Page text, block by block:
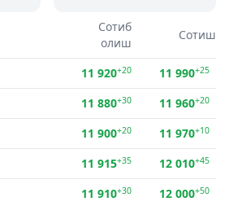
Сотиб
олиш
Сотиш
11 920+20 11 990+25
11 880+30 11 960+20
11 900+20 11 970+10
11 915+35 12 010+45
11 910+30 12 000+50